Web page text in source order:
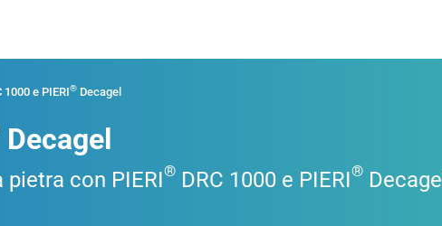
1000 e PIERI® Decagel
Decagel
con PIERI® DRC 1000 e PIERI® Decagel